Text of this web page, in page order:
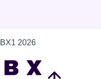
BX1 2026